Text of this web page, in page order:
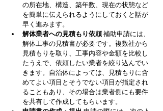
の所在地、構造、築年数、現在の状態など
を簡単に伝えられるようにしておくと話が
早く進みます。
解体業者への見積もり依頼 補助申請には、
解体工事の見積書が必要です。複数社から
見積もりを取り、工事内容や金額を比較し
たうえで、依頼したい業者を絞り込んでい
きます。自治体によっては、見積もりに含
めてよい項目とそうでない項目が指定され
ることもあり、その場合は業者側にも要件
を共有して作成してもらいます。